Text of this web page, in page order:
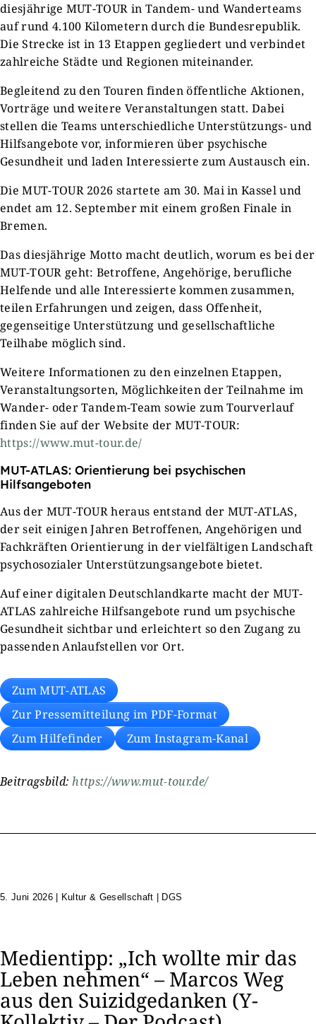
diesjährige MUT-TOUR in Tandem- und Wanderteams
auf rund 4.100 Kilometern durch die Bundesrepublik.
Die Strecke ist in 13 Etappen gegliedert und verbindet
zahlreiche Städte und Regionen miteinander.
Begleitend zu den Touren finden öffentliche Aktionen,
Vorträge und weitere Veranstaltungen statt. Dabei
stellen die Teams unterschiedliche Unterstützungs- und
Hilfsangebote vor, informieren über psychische
Gesundheit und laden Interessierte zum Austausch ein.
Die MUT-TOUR 2026 startete am 30. Mai in Kassel und
endet am 12. September mit einem großen Finale in
Bremen.
Das diesjährige Motto macht deutlich, worum es bei der
MUT-TOUR geht: Betroffene, Angehörige, berufliche
Helfende und alle Interessierte kommen zusammen,
teilen Erfahrungen und zeigen, dass Offenheit,
gegenseitige Unterstützung und gesellschaftliche
Teilhabe möglich sind.
Weitere Informationen zu den einzelnen Etappen,
Veranstaltungsorten, Möglichkeiten der Teilnahme im
Wander- oder Tandem-Team sowie zum Tourverlauf
finden Sie auf der Website der MUT-TOUR:
https://www.mut-tour.de/
MUT-ATLAS: Orientierung bei psychischen
Hilfsangeboten
Aus der MUT-TOUR heraus entstand der MUT-ATLAS,
der seit einigen Jahren Betroffenen, Angehörigen und
Fachkräften Orientierung in der vielfältigen Landschaft
psychosozialer Unterstützungsangebote bietet.
Auf einer digitalen Deutschlandkarte macht der MUT-
ATLAS zahlreiche Hilfsangebote rund um psychische
Gesundheit sichtbar und erleichtert so den Zugang zu
passenden Anlaufstellen vor Ort.
Zum MUT-ATLAS
Zur Pressemitteilung im PDF-Format
Zum Hilfefinder
Zum Instagram-Kanal
Beitragsbild:https://www.mut-tour.de/
5. Juni 2026| Kultur & Gesellschaft | DGS
Medientipp: „Ich wollte mir das
Leben nehmen“ – Marcos Weg
aus den Suizidgedanken (Y-